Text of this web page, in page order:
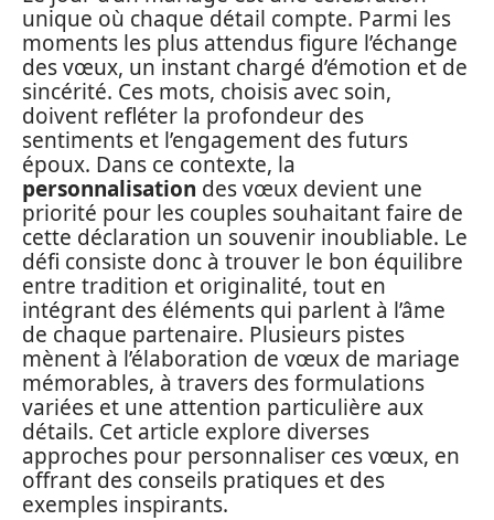
unique où chaque détail compte. Parmi les
moments les plus attendus figure l’échange
des vœux, un instant chargé d’émotion et de
sincérité. Ces mots, choisis avec soin,
doivent refléter la profondeur des
sentiments et l’engagement des futurs
époux. Dans ce contexte, la
personnalisation des vœux devient une
priorité pour les couples souhaitant faire de
cette déclaration un souvenir inoubliable. Le
défi consiste donc à trouver le bon équilibre
entre tradition et originalité, tout en
intégrant des éléments qui parlent à l’âme
de chaque partenaire. Plusieurs pistes
mènent à l’élaboration de vœux de mariage
mémorables, à travers des formulations
variées et une attention particulière aux
détails. Cet article explore diverses
approches pour personnaliser ces vœux, en
offrant des conseils pratiques et des
exemples inspirants.